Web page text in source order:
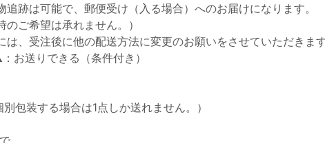
跡は可能で、郵便受け（入る場合）へのお届けになります。
ご希望は承れません。）
、受注後に他の配送方法に変更のお願いをさせていただきま
送りできる（条件付き）
包装する場合は1点しか送れません。）